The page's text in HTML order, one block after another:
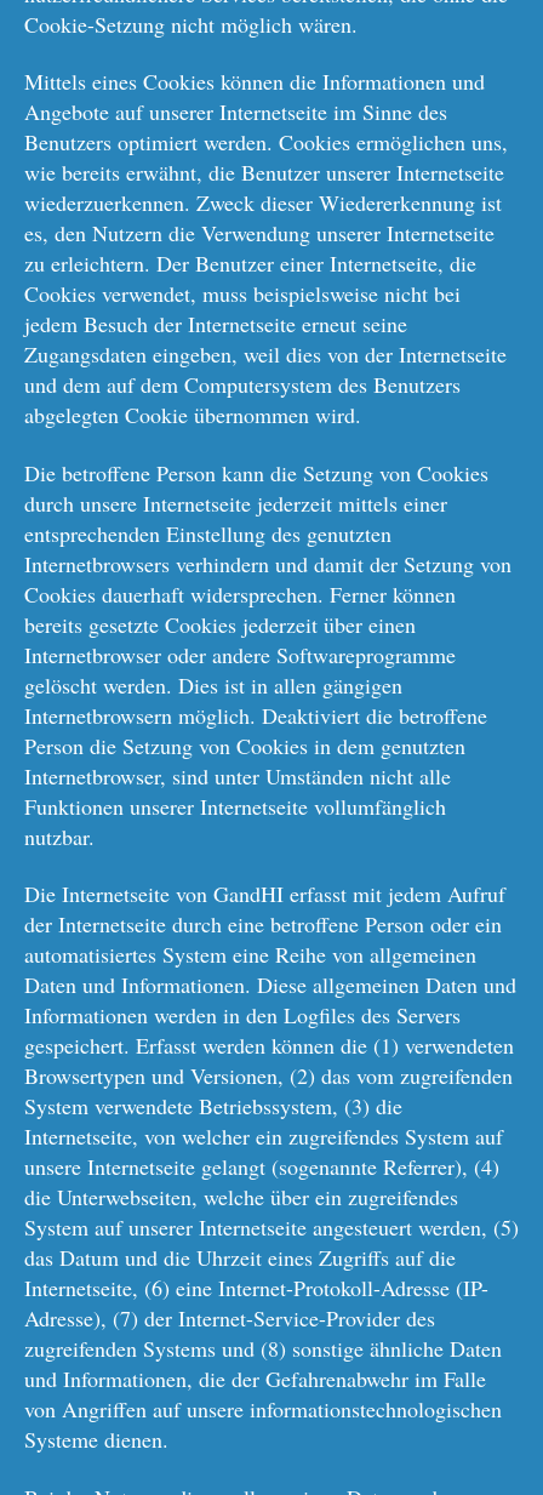
Cookie-Setzung nicht möglich wären.
Mittels eines Cookies können die Informationen und
Angebote auf unserer Internetseite im Sinne des
Benutzers optimiert werden. Cookies ermöglichen uns,
wie bereits erwähnt, die Benutzer unserer Internetseite
wiederzuerkennen. Zweck dieser Wiedererkennung ist
es, den Nutzern die Verwendung unserer Internetseite
zu erleichtern. Der Benutzer einer Internetseite, die
Cookies verwendet, muss beispielsweise nicht bei
jedem Besuch der Internetseite erneut seine
Zugangsdaten eingeben, weil dies von der Internetseite
und dem auf dem Computersystem des Benutzers
abgelegten Cookie übernommen wird.
Die betroffene Person kann die Setzung von Cookies
durch unsere Internetseite jederzeit mittels einer
entsprechenden Einstellung des genutzten
Internetbrowsers verhindern und damit der Setzung von
Cookies dauerhaft widersprechen. Ferner können
bereits gesetzte Cookies jederzeit über einen
Internetbrowser oder andere Softwareprogramme
gelöscht werden. Dies ist in allen gängigen
Internetbrowsern möglich. Deaktiviert die betroffene
Person die Setzung von Cookies in dem genutzten
Internetbrowser, sind unter Umständen nicht alle
Funktionen unserer Internetseite vollumfänglich
nutzbar.
Die Internetseite von GandHI erfasst mit jedem Aufruf
der Internetseite durch eine betroffene Person oder ein
automatisiertes System eine Reihe von allgemeinen
Daten und Informationen. Diese allgemeinen Daten und
Informationen werden in den Logfiles des Servers
gespeichert. Erfasst werden können die (1) verwendeten
Browsertypen und Versionen, (2) das vom zugreifenden
System verwendete Betriebssystem, (3) die
Internetseite, von welcher ein zugreifendes System auf
unsere Internetseite gelangt (sogenannte Referrer), (4)
die Unterwebseiten, welche über ein zugreifendes
System auf unserer Internetseite angesteuert werden, (5)
das Datum und die Uhrzeit eines Zugriffs auf die
Internetseite, (6) eine Internet-Protokoll-Adresse (IP-
Adresse), (7) der Internet-Service-Provider des
zugreifenden Systems und (8) sonstige ähnliche Daten
und Informationen, die der Gefahrenabwehr im Falle
von Angriffen auf unsere informationstechnologischen
Systeme dienen.